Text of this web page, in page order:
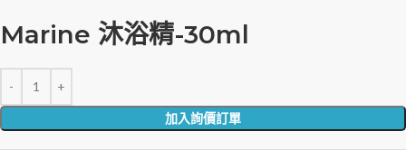
Marine 沐浴精-30ml
加入詢價訂單